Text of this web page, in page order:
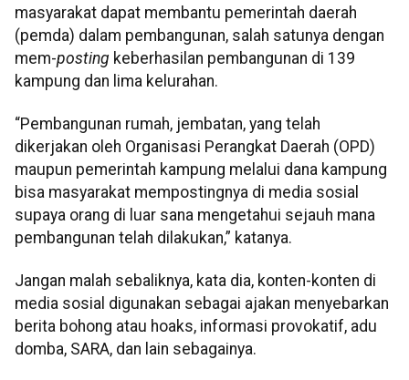
masyarakat dapat membantu pemerintah daerah
(pemda) dalam pembangunan, salah satunya dengan
mem-posting keberhasilan pembangunan di 139
kampung dan lima kelurahan.
“Pembangunan rumah, jembatan, yang telah
dikerjakan oleh Organisasi Perangkat Daerah (OPD)
maupun pemerintah kampung melalui dana kampung
bisa masyarakat mempostingnya di media sosial
supaya orang di luar sana mengetahui sejauh mana
pembangunan telah dilakukan,” katanya.
Jangan malah sebaliknya, kata dia, konten-konten di
media sosial digunakan sebagai ajakan menyebarkan
berita bohong atau hoaks, informasi provokatif, adu
domba, SARA, dan lain sebagainya.